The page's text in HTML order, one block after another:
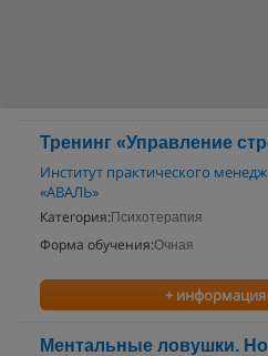
Тренинг «Управление
Институт практического
«АВАЛЬ»
Категория: Психотерапия
Форма обучения:Очная
+ информация
Ментальные ловушки.